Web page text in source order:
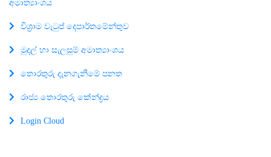
අමාත්‍යාංශය
විශ්‍රාම වැටුප් දෙපාර්තමේන්තුව
මුදල් හා සැලසුම් අමාත්‍යාංශය
තොරතුරු දැනගැනීමේ පනත
රාජ්‍ය තොරතුරු කේන්ද්‍රය
Login Cloud